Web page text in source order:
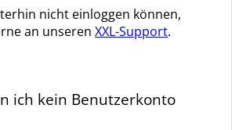
nicht einloggen können,
an unserenXXL-Support.
ich kein Benutzerkonto